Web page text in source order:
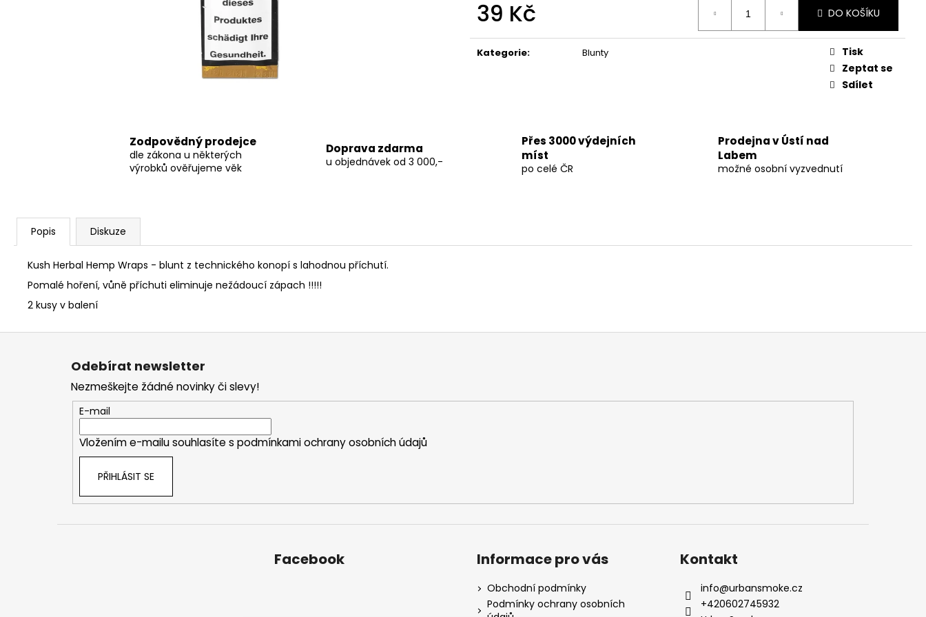
39 Kč
cena:
DO KOŠÍKU
Kategorie: Blunty
Tisk
Zeptat se
Sdílet
Zodpovědný prodejce
dle zákona u některých
výrobků ověřujeme věk
Doprava zdarma
u objednávek od 3 000,-
Přes 3000 výdejních
míst
po celé ČR
Prodejna v Ústí nad
Labem
možné osobní vyzvednutí
Popis Diskuze
Kush Herbal Hemp Wraps - blunt z technického konopí s lahodnou příchutí.
Pomalé hoření, vůně příchuti eliminuje nežádoucí zápach !!!!!
2 kusy v balení
150 Kč
Z
Odebírat newsletter
Nezmeškejte žádné novinky či slevy!
E-mail
Vložením e-mailu souhlasíte s podmínkami ochrany osobních údajů
PŘIHLÁSIT SE
Facebook Informace pro vás
Obchodní podmínky
Podmínky ochrany osobních
Kontakt
info@urbansmoke.cz
+420602745932